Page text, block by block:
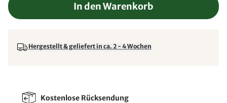
In den Warenkorb
Hergestellt & geliefert in ca. 2 - 4 Wochen
Kostenlose Rücksendung